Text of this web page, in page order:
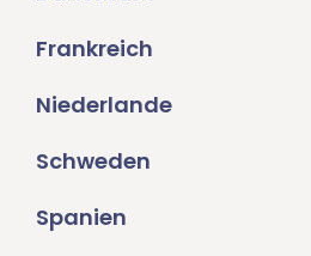
Frankreich
Niederlande
Schweden
Spanien